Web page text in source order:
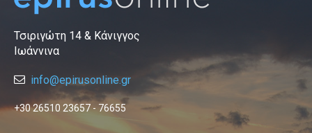
Τσιριγώτη 14 & Κάνιγγος
Ιωάννινα
info@epirusonline.gr
+30 26510 23657 - 76655